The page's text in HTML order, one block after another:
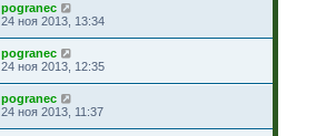
pogranec
24 ноя 2013, 13:34
pogranec
24 ноя 2013, 12:35
pogranec
24 ноя 2013, 11:37